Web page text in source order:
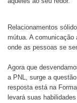
Relacionamentos
mútua. A
onde as pessoas se
Agora que
a PNL, surge a
resposta está na
levará suas